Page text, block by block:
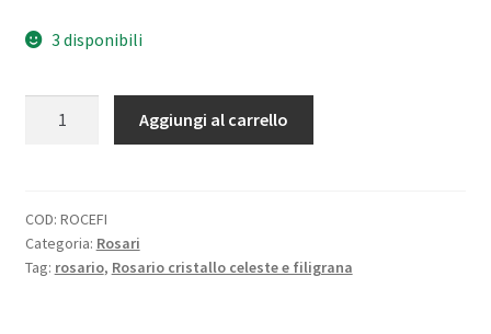
3 disponibili
filigrana
quantità
Aggiungi al carrello
COD: ROCEFI
Categoria: Rosari
Tag: rosario, Rosario cristallo celeste e filigrana